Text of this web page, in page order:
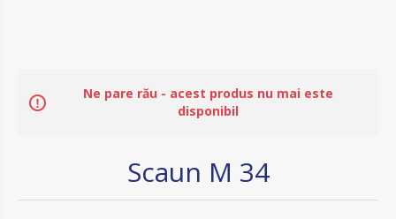
Ne pare rău - acest produs nu mai este
disponibil
Scaun M 34